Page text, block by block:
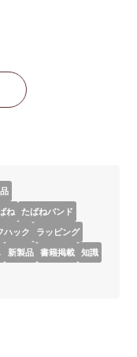
ね たばねバンド
ハック ラッピング
新製品 書籍掲載 知識